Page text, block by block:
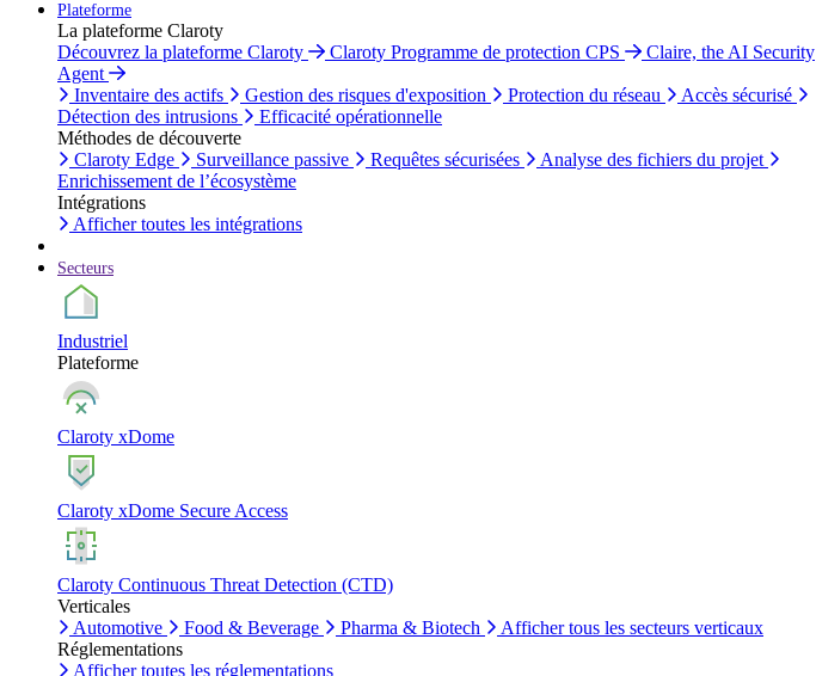
Plateforme
La plateforme Claroty
Découvrez la plateforme Claroty
Claroty Programme de protection CPS
Claire, the AI Security
Agent
Inventaire des actifs
Gestion des risques d'exposition Protection du réseau
Accès sécurisé
Détection des intrusions
Efficacité opérationnelle
Méthodes de découverte
Claroty Edge
Surveillance passive Requêtes sécurisées
Analyse des fichiers du projet
Enrichissement de l’écosystème
Intégrations
Afficher toutes les intégrations
Secteurs
Industriel
Plateforme
Claroty xDome
Claroty xDome Secure Access
Claroty Continuous Threat Detection (CTD)
Verticales
Automotive
Food & Beverage Pharma & Biotech
Afficher tous les secteurs verticaux
Réglementations
Afficher toutes les réglementations